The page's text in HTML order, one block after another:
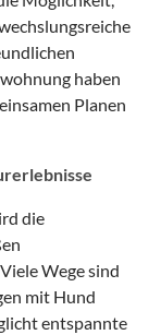
haben
Planen
die
Wege sind
mit Hund
entspannte